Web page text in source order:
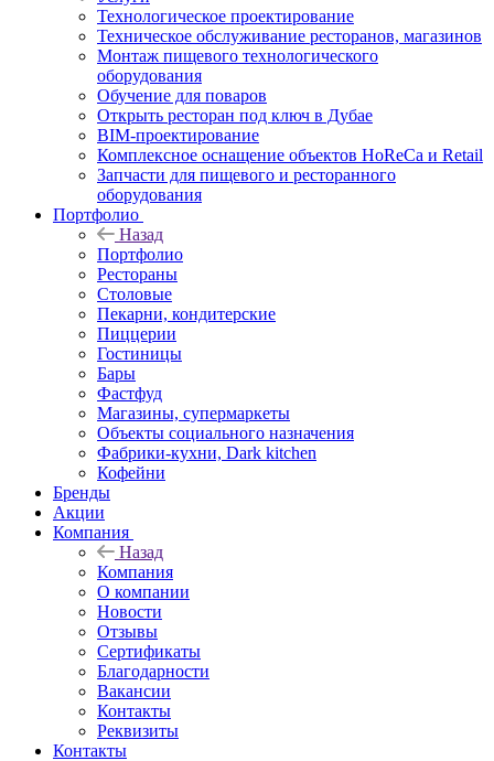
Технологическое проектирование
Техническое обслуживание ресторанов, магазинов
Монтаж пищевого технологического
оборудования
Обучение для поваров
Открыть ресторан под ключ в Дубае
BIM-проектирование
Комплексное оснащение объектов HoReCa и Retail
Запчасти для пищевого и ресторанного
оборудования
Портфолио
Назад
Портфолио
Рестораны
Столовые
Пекарни, кондитерские
Пиццерии
Гостиницы
Бары
Фастфуд
Магазины, супермаркеты
Объекты социального назначения
Фабрики-кухни, Dark kitchen
Кофейни
Бренды
Акции
Компания
Назад
Компания
О компании
Новости
Отзывы
Сертификаты
Благодарности
Вакансии
Контакты
Реквизиты
Контакты